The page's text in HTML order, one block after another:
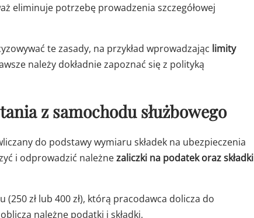
eliminuje potrzebę prowadzenia szczegółowej
te zasady, na przykład wprowadzając limity
należy dokładnie zapoznać się z polityką
z samochodu służbowego
do podstawy wymiaru składek na ubezpieczenia
i odprowadzić należnezaliczki na podatek oraz składki
zł lub 400 zł), którą pracodawca dolicza do
należne podatki i składki.